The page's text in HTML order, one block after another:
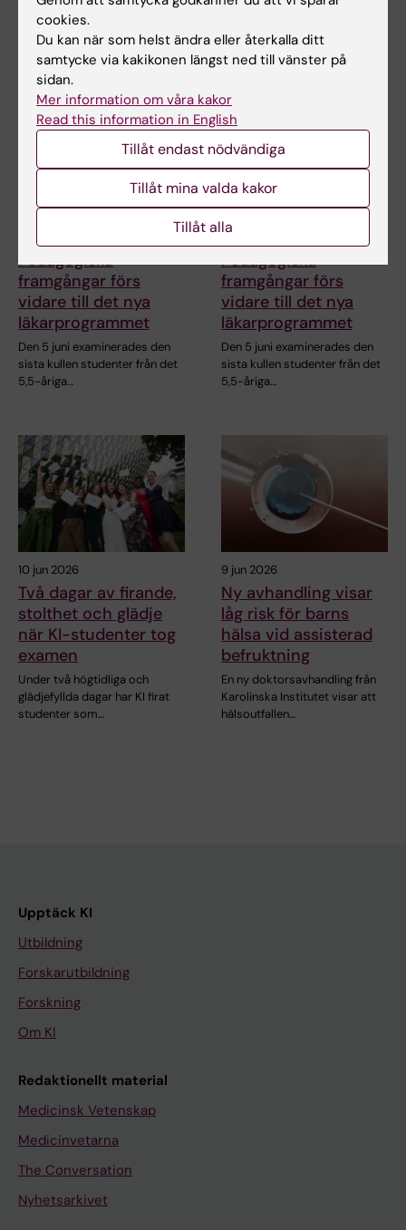
Den snabba utvecklingen av AI
inom medicinsk forskning ökar
behovet av…
hans kursare på det 5,5-åriga
läkarprogrammet går…
Pedagogiska
framgångar förs
vidare till det nya
läkarprogrammet
Den 5 juni examinerades den
sista kullen studenter från det
5,5-åriga…
17 jun 2026
Pedagogiska
framgångar förs
vidare till det nya
läkarprogrammet
Den 5 juni examinerades den
sista kullen studenter från det
5,5-åriga…
10 jun 2026
Två dagar av firande,
stolthet och glädje
när KI-studenter tog
examen
Under två högtidliga och
glädjefyllda dagar har KI firat
studenter som…
9 jun 2026
Ny avhandling visar
låg risk för barns
hälsa vid assisterad
befruktning
En ny doktorsavhandling från
Karolinska Institutet visar att
hälsoutfallen…
Upptäck KI
Utbildning
Forskarutbildning
Forskning
Om KI
Redaktionellt material
Medicinsk Vetenskap
Medicinvetarna
The Conversation
Nyhetsarkivet
cookies.
Du kan när som helst ändra eller återkalla ditt
samtycke via kakikonen längst ned till vänster på
sidan.
Mer information om våra kakor
Read this information in English
Tillåt endast nödvändiga
Tillåt mina valda kakor
Tillåt alla